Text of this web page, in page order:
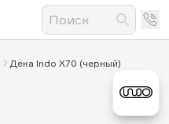
Дека Indo X70 (черный)